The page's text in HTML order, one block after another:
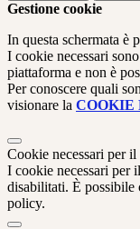
Gestione cookie
In questa schermata è
I cookie necessari
piattaforma e non è
Per conoscere quali
visionare la COOKIE
Cookie necessari per
I cookie necessari per
disabilitati. È possibile
policy.